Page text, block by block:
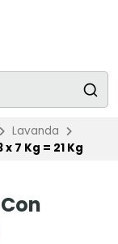
Lavanda
7 Kg = 21 Kg